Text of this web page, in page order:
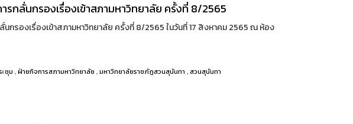
รกลั่นกรองเรื่องเข้าสภามหาวิทยาลัย ครั้งที่ 8/2565
กรองเรื่องเข้าสภามหาวิทยาลัย ครั้งที่ 8/2565 ในวันที่ 17 สิงหาคม 2565 ณ ห้อง
ะชุม ,ฝ่ายกิจการสภามหาวิทยาลัย ,มหาวิทยาลัยราชภัฏสวนสุนันทา ,สวนสุนันทา